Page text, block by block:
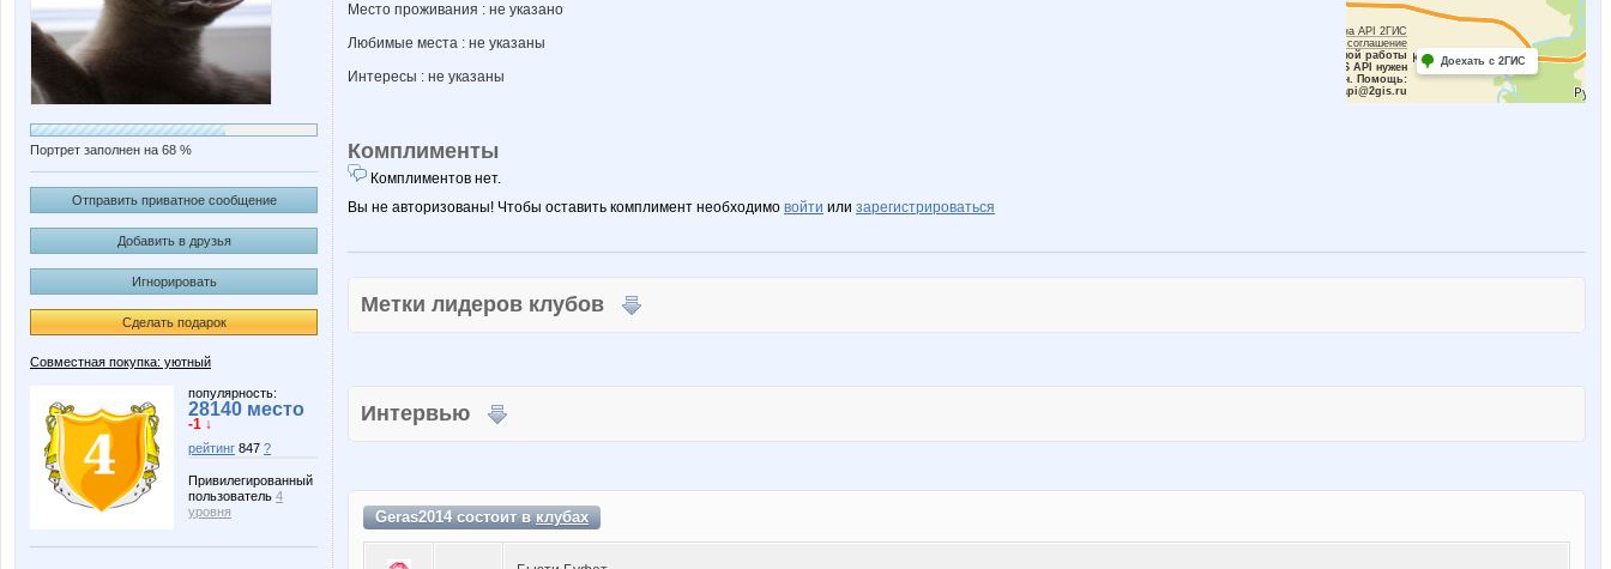
Портрет заполнен на 68 %
Отправить приватное сообщение
Добавить в друзья
Игнорировать
Сделать подарок
Совместная покупка: уютный
популярность:
28140 место
-1 ↓
рейтинг 847 ?
Привилегированный
пользователь 4
уровня
Работает на API 2ГИС
Лицензионное соглашение
Для корректной работы
Raster JS API нужен
ключ. Помощь:
api@2gis.ru
Доехать с 2ГИС
Место проживания : не указано
Любимые места : не указаны
Интересы : не указаны
Комплименты
Комплиментов нет.
Вы не авторизованы! Чтобы оставить комплимент необходимо войти или зарегистрироваться
Метки лидеров клубов
Интервью
Geras2014 состоит вклубах